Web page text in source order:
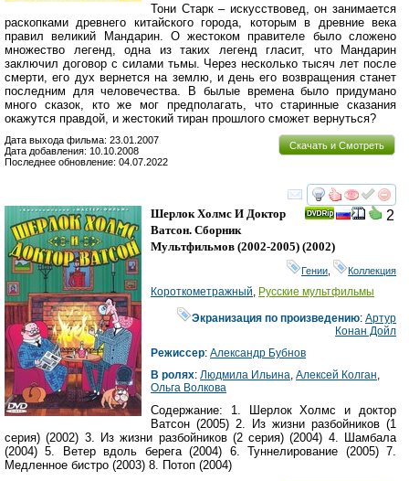
Тони Старк – искусствовед, он занимается
раскопками древнего китайского города, которым в древние века
правил великий Мандарин. О жестоком правителе было сложено
множество легенд, одна из таких легенд гласит, что Мандарин
заключил договор с силами тьмы. Через несколько тысяч лет после
смерти, его дух вернется на землю, и день его возвращения станет
последним для человечества. В былые времена было придумано
много сказок, кто же мог предполагать, что старинные сказания
окажутся правдой, и жестокий тиран прошлого сможет вернуться?
Скачать и Смотреть
Дата выхода фильма: 23.01.2007
Дата добавления: 10.10.2008
Последнее обновление: 04.07.2022
смотреть
2
Шерлок Холмс И Доктор
Ватсон. Сборник
Мультфильмов (2002-2005) (2002)
Гении, Коллекция
Короткометражный, Русские мультфильмы
Экранизация по произведению:Артур
Конан Дойл
Режиссер: Александр Бубнов
В ролях: Людмила Ильина, Алексей Колган,
Ольга Волкова
Содержание: 1. Шерлок Холмс и доктор
Ватсон (2005) 2. Из жизни разбойников (1
серия) (2002) 3. Из жизни разбойников (2 серия) (2004) 4. Шамбала
(2004) 5. Ветер вдоль берега (2004) 6. Туннелирование (2005) 7.
Медленное бистро (2003) 8. Потоп (2004)